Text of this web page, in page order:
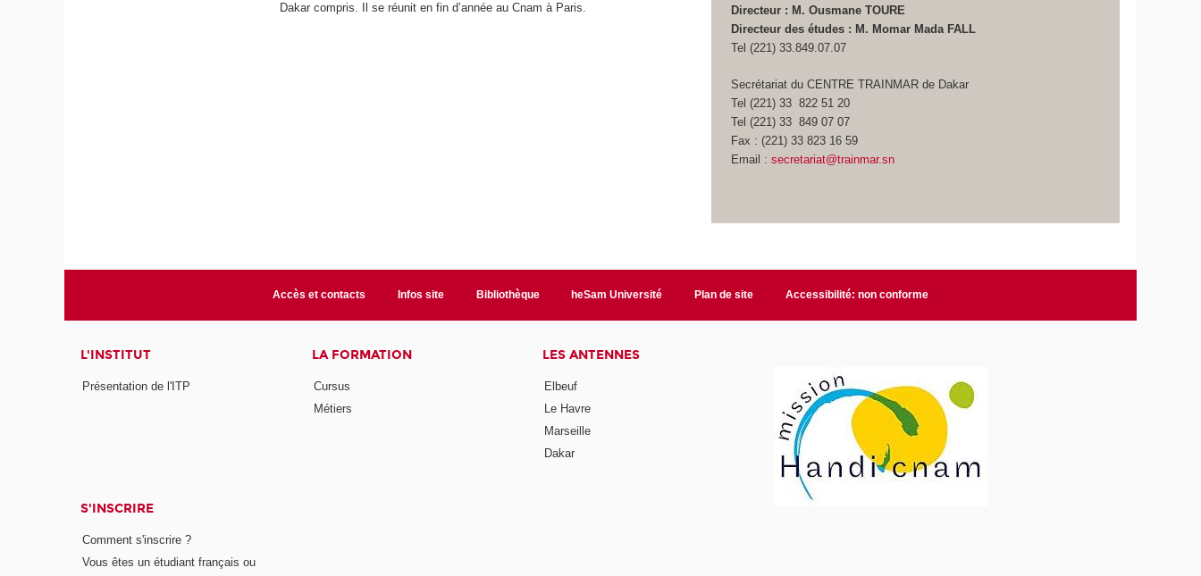
Dakar compris. Il se réunit en fin d’année au Cnam à Paris.
Directeur : M. Ousmane TOURE
Directeur des études : M. Momar Mada FALL
Tel (221) 33.849.07.07
Secrétariat du CENTRE TRAINMAR de Dakar
Tel (221) 33 822 51 20
Tel (221) 33 849 07 07
Fax : (221) 33 823 16 59
Email :secretariat@trainmar.sn
Accès et contacts Infos site Bibliothèque heSam Université Plan de site Accessibilité: non conforme
L'INSTITUT
Présentation de l'ITP
LA FORMATION
Cursus
Métiers
LES ANTENNES
Elbeuf
Le Havre
Marseille
Dakar
S'INSCRIRE
Comment s'inscrire ?
Vous êtes un étudiant français ou